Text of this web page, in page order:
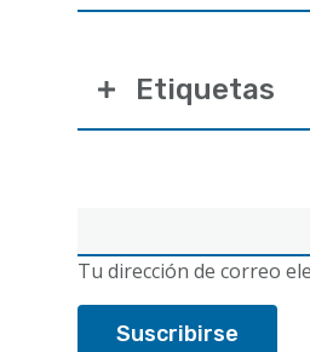
electrónico
Tu dirección de correo
Etiquetas